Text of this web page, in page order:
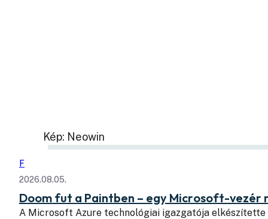
Kép: Neowin
F
2026.08.05.
Doom fut a Paintben – egy Microsoft-vezér
A Microsoft Azure technológiai igazgatója elkészítette